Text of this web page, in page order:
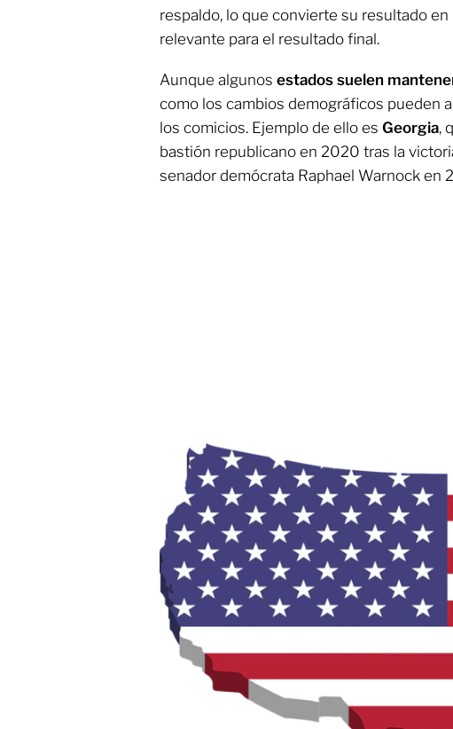
respaldo, lo que convierte su resultado en
relevante para el resultado final.
Aunque algunos estados suelen
como los cambios demográficos pueden
los comicios. Ejemplo de ello es Georgia,
bastión republicano en 2020 tras la
senador demócrata Raphael Warnock en